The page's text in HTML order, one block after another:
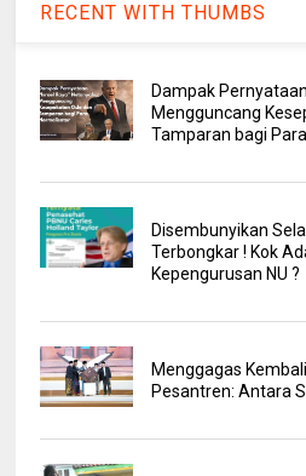
RECENT WITH THUMBS
Dampak
Mengguncang
Tamparan bagi
Disembunyikan
Terbongkar ! Kok
Kepengurusan NU ?
Menggagas
Pesantren: Antara